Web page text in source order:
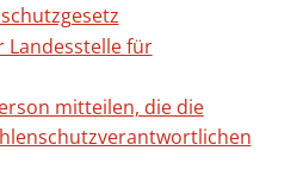
Landesstelle für
mitteilen, die die